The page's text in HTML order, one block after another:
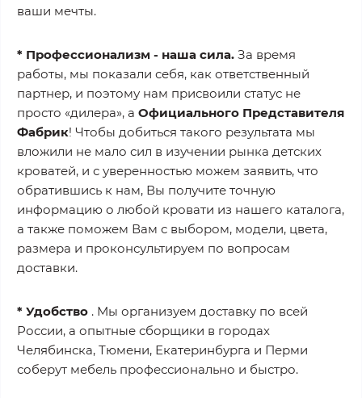
ваши мечты.
* Профессионализм - наша сила. За время
работы, мы показали себя, как ответственный
партнер, и поэтому нам присвоили статус не
просто «дилера», а Официального Представителя
Фабрик! Чтобы добиться такого результата мы
вложили не мало сил в изучении рынка детских
кроватей, и с уверенностью можем заявить, что
обратившись к нам, Вы получите точную
информацию о любой кровати из нашего каталога,
а также поможем Вам с выбором, модели, цвета,
размера и проконсультируем по вопросам
доставки.
* Удобство . Мы организуем доставку по всей
России, а опытные сборщики в городах
Челябинска, Тюмени, Екатеринбурга и Перми
соберут мебель профессионально и быстро.